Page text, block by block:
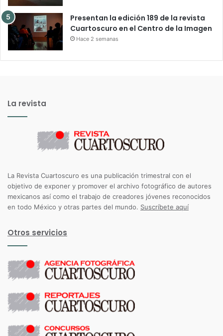
Presentan la edición 189 de la revista
Cuartoscuro en el Centro de la Imagen
Hace 2 semanas
La revista
La Revista Cuartoscuro es una publicación trimestral con el
objetivo de exponer y promover el archivo fotográfico de autores
mexicanos así como el trabajo de creadores jóvenes reconocidos
en todo México y otras partes del mundo. Suscríbete aquí
Otros servicios